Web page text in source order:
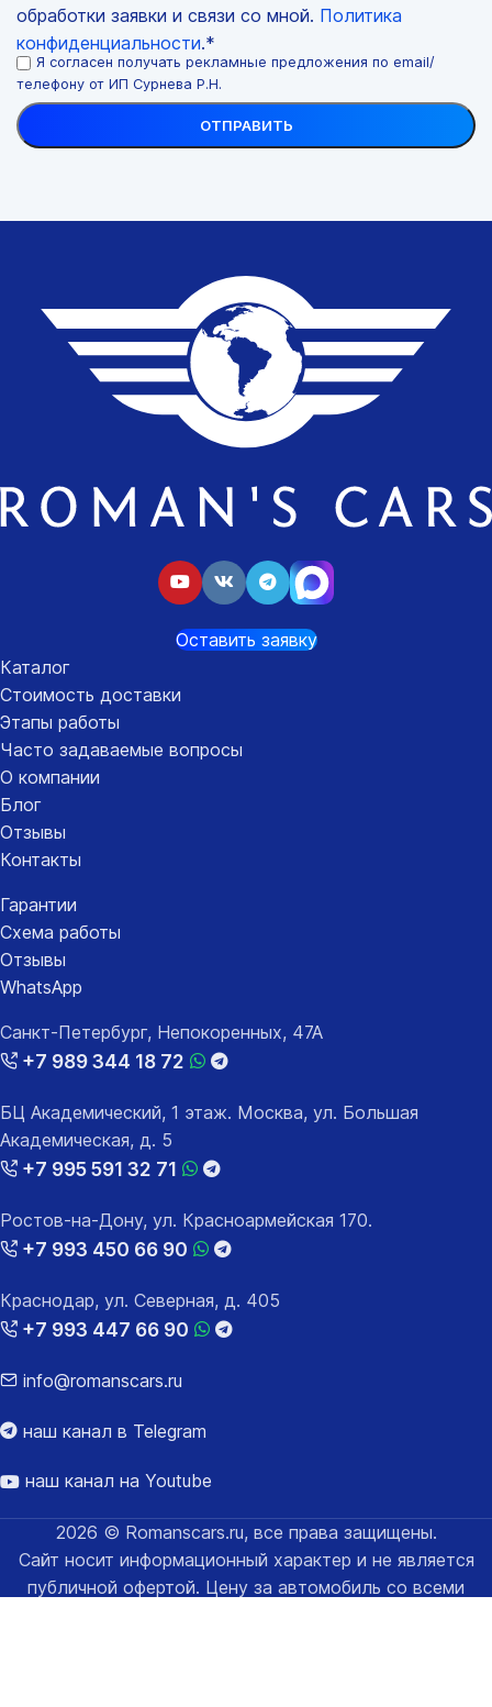
обработки заявки и связи со мной. Политика
конфиденциальности.*
Я согласен получать рекламные предложения по email/
телефону от ИП Сурнева Р.Н.
Оставить заявку
Каталог
Стоимость доставки
Этапы работы
Часто задаваемые вопросы
О компании
Блог
Отзывы
Контакты
Гарантии
Схема работы
Отзывы
WhatsApp
Санкт-Петербург, Непокоренных, 47А
+7 989 344 18 72
БЦ Академический, 1 этаж. Москва, ул. Большая
Академическая, д. 5
+7 995 591 32 71
Ростов-на-Дону, ул. Красноармейская 170.
+7 993 450 66 90
Краснодар, ул. Северная, д. 405
+7 993 447 66 90
info@romanscars.ru
наш канал в Telegram
наш канал на Youtube
2026 © Romanscars.ru, все права защищены.
Сайт носит информационный характер и не является
публичной офертой. Цену за автомобиль со всеми